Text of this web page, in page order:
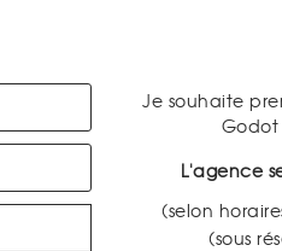
Je souhaite
Godot
L'agence
(selon
(sous